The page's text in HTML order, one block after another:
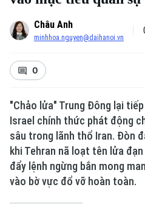
Châu Anh
minhhoa.nguyen@daihanoi.vn
0
"Chảo lửa" Trung Đông lại
Israel chính thức phát động
sâu trong lãnh thổ Iran. Đòn
khi Tehran nã loạt tên lửa
đẩy lệnh ngừng bắn mong
vào bờ vực đổ vỡ hoàn toàn.